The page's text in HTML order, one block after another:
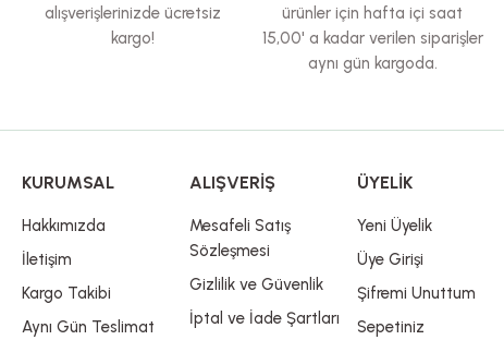
Bu ürüne benzer farklı alternatifler olmalı.
alışverişlerinizde ücretsiz
kargo!
ürünler için hafta içi saat
15,00' a kadar verilen siparişler
aynı gün kargoda.
KURUMSAL
Hakkımızda
İletişim
Kargo Takibi
Aynı Gün Teslimat
ALIŞVERİŞ
Mesafeli Satış
Sözleşmesi
Gizlilik ve Güvenlik
İptal ve İade Şartları
ÜYELİK
Yeni Üyelik
Üye Girişi
Şifremi Unuttum
Sepetiniz